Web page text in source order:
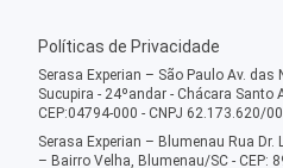
Políticas de Privacidade
Serasa Experian – São Paulo Av.
Sucupira - 24ºandar - Chácara Santo
CEP:04794-000 - CNPJ 62.173.620/
Serasa Experian – Blumenau Rua
– Bairro Velha, Blumenau/SC - CEP: